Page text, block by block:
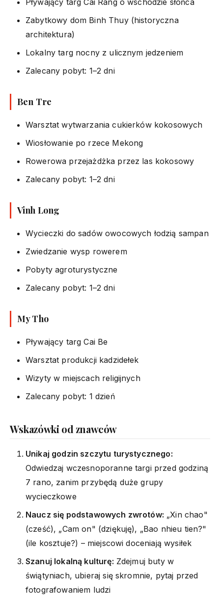
Zabytkowy dom Binh Thuy (historyczna
architektura)
Lokalny targ nocny z ulicznym jedzeniem
Zalecany pobyt: 1–2 dni
Ben Tre
Warsztat wytwarzania cukierków kokosowych
Wiosłowanie po rzece Mekong
Rowerowa przejażdżka przez las kokosowy
Zalecany pobyt: 1–2 dni
Vinh Long
Wycieczki do sadów owocowych łodzią sampan
Zwiedzanie wysp rowerem
Pobyty agroturystyczne
Zalecany pobyt: 1–2 dni
My Tho
Pływający targ Cai Be
Warsztat produkcji kadzidełek
Wizyty w miejscach religijnych
Zalecany pobyt: 1 dzień
Wskazówki od znawców
Unikaj godzin szczytu turystycznego:
Odwiedzaj wczesnoporanne targi przed godziną
7 rano, zanim przybędą duże grupy
wycieczkowe
Naucz się podstawowych zwrotów: „Xin chao"
(cześć), „Cam on" (dziękuję), „Bao nhieu tien?"
(ile kosztuje?) – miejscowi doceniają wysiłek
Szanuj lokalną kulturę: Zdejmuj buty w
świątyniach, ubieraj się skromnie, pytaj przed
fotografowaniem ludzi